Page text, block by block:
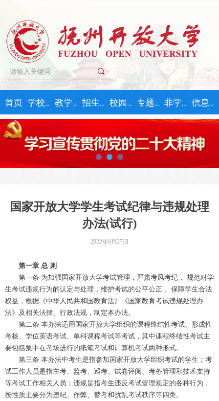
끠
首页 学校概况 教学教务 招生指南 校园文化 专题学习 非学历教育 信息公开
国家开放大学学生考试纪律与违规处理
办法(试行)
第一章 总 则
第一条 为加强国家开放大学考试管理，严肃考风考纪， 规范对学
生考试违规行为的认定与处理，维护考试的公平公正， 保障学生合法
权益，根据《中华人民共和国教育法》《国家教育考试违规处理办
法》及相关法律、行政法规，制定本办法。
第二条 本办法适用国家开放大学组织的课程终结性考试、形成性
考核、学位英语考试、单科课程考试等考试，其中课程终结性考试主
要包括集中在考场进行的纸笔考试和计算机考试两种形式。
第三条 本办法中考生是指参加国家开放大学组织考试的学生；考
试工作人员是指主考、监考、巡考、试卷评阅、考务管理和技术支持
等考试工作相关人员；违规是指考生违反考试管理规定的各种行为，
按性质主要分为违纪、作弊、替考和扰乱考试秩序等四类。
2022年6月27日